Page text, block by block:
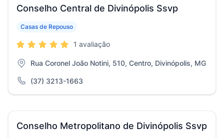
Conselho Central de Divinópolis Ssvp
Casas de Repouso
1 avaliação
Rua Coronel João Notini, 510, Centro, Divinópolis, MG
(37) 3213-1663
Conselho Metropolitano de Divinópolis Ssvp